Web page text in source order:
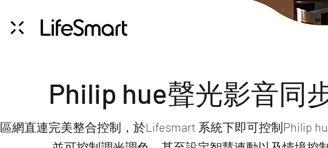
Philip hue聲光影音同
區網直連完美整合控制，於Lifesmart 系統下即可控制Philip